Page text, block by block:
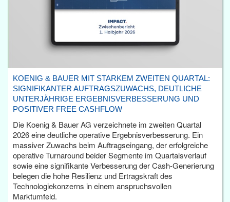
KOENIG & BAUER MIT STARKEM ZWEITEN QUARTAL:
SIGNIFIKANTER AUFTRAGSZUWACHS, DEUTLICHE
UNTERJÄHRIGE ERGEBNISVERBESSERUNG UND
POSITIVER FREE CASHFLOW
Die Koenig & Bauer AG verzeichnete im zweiten Quartal
2026 eine deutliche operative Ergebnisverbesserung. Ein
massiver Zuwachs beim Auftragseingang, der erfolgreiche
operative Turnaround beider Segmente im Quartalsverlauf
sowie eine signifikante Verbesserung der Cash-Generierung
belegen die hohe Resilienz und Ertragskraft des
Technologiekonzerns in einem anspruchsvollen
Marktumfeld.